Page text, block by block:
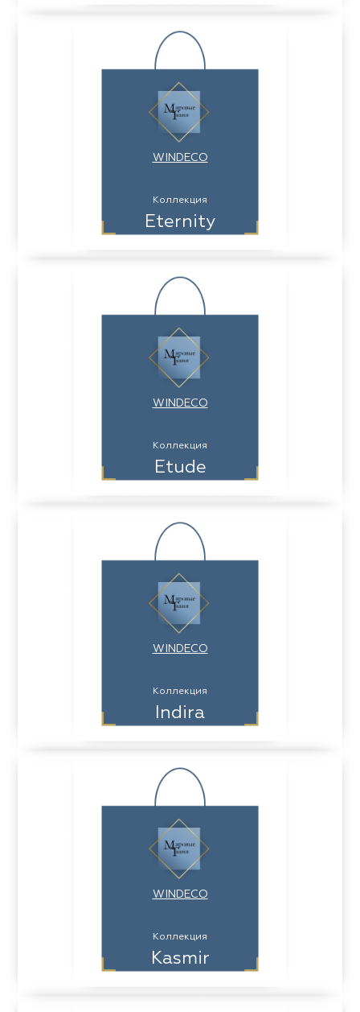
WINDECO
Коллекция
Eternity
WINDECO
Коллекция
Etude
WINDECO
Коллекция
Indira
WINDECO
Коллекция
Kasmir